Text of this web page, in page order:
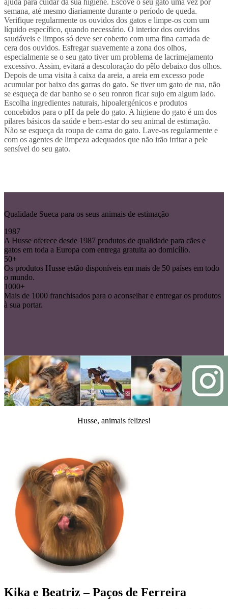
semana, até mesmo diariamente durante o período de queda.
Verifique regularmente os ouvidos dos gatos e limpe-os com um
líquido específico, quando necessário. O interior dos ouvidos
saudáveis e limpos só deve ser coberto com uma fina camada de
cera dos ouvidos. Esfregar suavemente a zona dos olhos,
especialmente se o seu gato tiver um problema de lacrimejamento
excessivo. Assim, evitará a descoloração do pêlo debaixo dos olhos.
Depois de uma visita à caixa da areia, a areia em excesso pode
acumular por baixo das garras do gato. Se tiver um gato de rua, não
se esqueça de dar banho se o seu ronron ficar sujo em algum lado.
Escolha ingredientes naturais, hipoalergénicos e produtos
concebidos para o pH da pele do gato. A higiene do gato é um dos
pilares básicos da saúde e bem-estar do seu animal de estimação.
Não se esqueça da roupa de cama do gato. Lave-os regularmente e
com os agentes de limpeza adequados que não irão irritar a pele
sensível do seu gato.
Qualidade Sueca para os seus animais de estimação
1987
A Husse oferece desde 1987 produtos de qualidade para cães e
gatos em toda a Europa com entrega gratuita ao domicílio.
50+
Os produtos Husse estão disponíveis em mais de 50 países em todo
o mundo.
1000+
Mais de 1000 franchisados para o aconselhar e entregar os produtos
à sua portar.
Husse, animais felizes!
Kika e Beatriz – Paços de Ferreira